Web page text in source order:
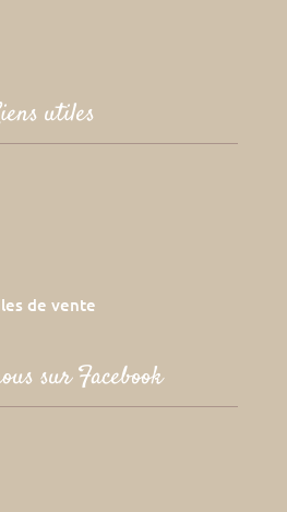
utiles
de vente
sur Facebook